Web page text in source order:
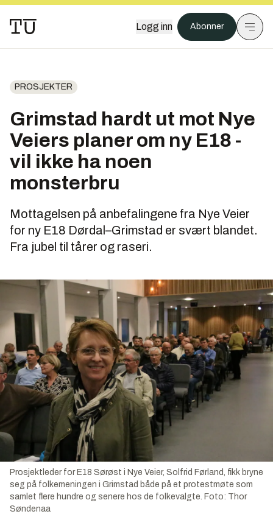
Logg inn Abonner
PROSJEKTER
Grimstad hardt ut mot Nye
Veiers planer om ny E18 -
vil ikke ha noen
monsterbru
Mottagelsen på anbefalingene fra Nye Veier
for ny E18 Dørdal–Grimstad er svært blandet.
Fra jubel til tårer og raseri.
Prosjektleder for E18 Sørøst i Nye Veier, Solfrid Førland, fikk bryne
seg på folkemeningen i Grimstad både på et protestmøte som
samlet flere hundre og senere hos de folkevalgte. Foto: Thor
Søndenaa